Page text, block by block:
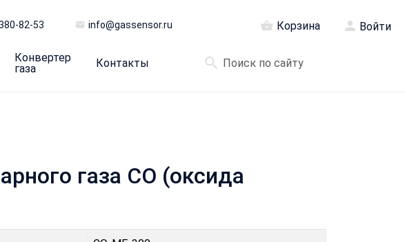
82-53 info@gassensor.ru Корзина Войти
Конвертер
газа
Контакты
газа CO (оксида